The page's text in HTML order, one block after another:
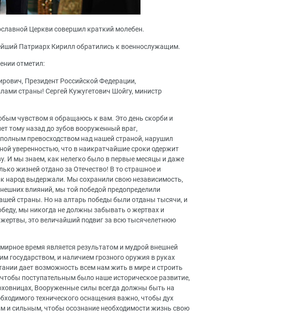
Церкви совершил краткий молебен.
Патриарх Кирилл обратились к военнослужащим.
отметил:
Президент Российской Федерации,
страны! Сергей Кужугетович Шойгу, министр
чувством я обращаюсь к вам. Это день скорби и
тому назад до зубов вооруженный враг,
превосходством над нашей страной, нарушил
уверенностью, что в наикратчайшие сроки одержит
И мы знаем, как нелегко было в первые месяцы и даже
жизней отдано за Отечество! В то страшное и
народ выдержали. Мы сохранили свою независимость,
влияний, мы той победой предопределили
страны. Но на алтарь победы были отданы тысячи, и
мы никогда не должны забывать о жертвах и
это величайший подвиг за всю тысячелетнюю
время является результатом и мудрой внешней
государством, и наличием грозного оружия в руках
дает возможность всем нам жить в мире и строить
поступательным было наше историческое развитие,
Вооруженные силы всегда должны быть на
технического оснащения важно, чтобы дух
и сильным, чтобы осознание необходимости жизнь свою